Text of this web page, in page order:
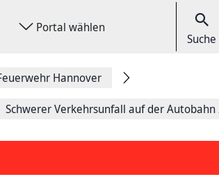
Portal wählen
Suche
Hannover
Schwerer Verkehrsunfall auf der Autobahn